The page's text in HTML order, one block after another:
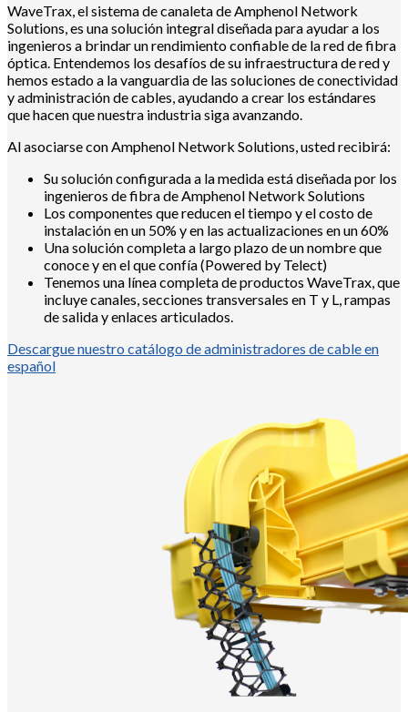
WaveTrax, el sistema de canaleta de Amphenol Network
Solutions, es una solución integral diseñada para ayudar a los
ingenieros a brindar un rendimiento confiable de la red de fibra
óptica. Entendemos los desafíos de su infraestructura de red y
hemos estado a la vanguardia de las soluciones de conectividad
y administración de cables, ayudando a crear los estándares
que hacen que nuestra industria siga avanzando.
Al asociarse con Amphenol Network Solutions, usted recibirá:
Su solución configurada a la medida está diseñada por los
ingenieros de fibra de Amphenol Network Solutions
Los componentes que reducen el tiempo y el costo de
instalación en un 50% y en las actualizaciones en un 60%
Una solución completa a largo plazo de un nombre que
conoce y en el que confía (Powered by Telect)
Tenemos una línea completa de productos WaveTrax, que
incluye canales, secciones transversales en T y L, rampas
de salida y enlaces articulados.
Descargue nuestro catálogo de administradores de cable en
español